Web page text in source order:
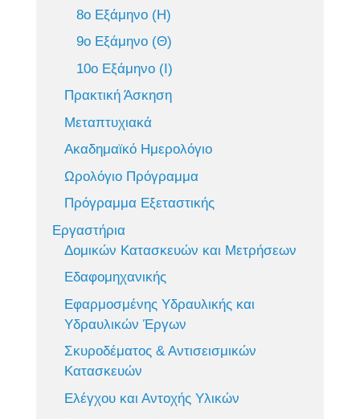
8ο Εξάμηνο (Η)
9ο Εξάμηνο (Θ)
10ο Εξάμηνο (Ι)
Πρακτική Άσκηση
Μεταπτυχιακά
Ακαδημαϊκό Ημερολόγιο
Ωρολόγιο Πρόγραμμα
Πρόγραμμα Εξεταστικής
Εργαστήρια
Δομικών Κατασκευών και Μετρήσεων
Εδαφομηχανικής
Εφαρμοσμένης Υδραυλικής και
Υδραυλικών Έργων
Σκυροδέματος & Αντισεισμικών
Κατασκευών
Ελέγχου και Αντοχής Υλικών